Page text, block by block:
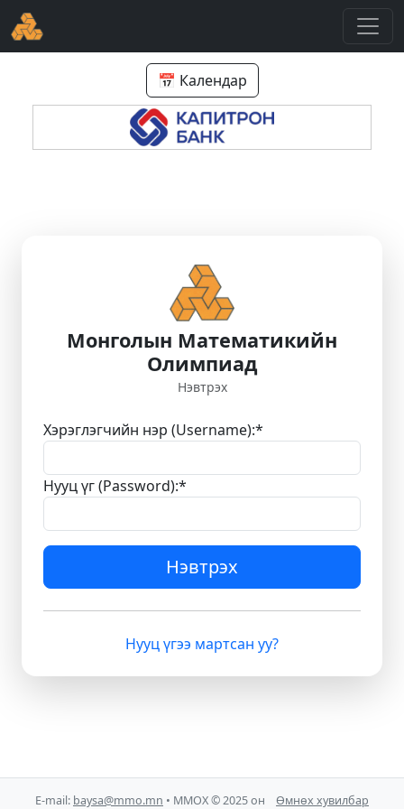
📅 Календар
Монголын Математикийн
Олимпиад
Нэвтрэх
Хэрэглэгчийн нэр (Username):*
Нууц үг (Password):*
Нэвтрэх
Нууц үгээ мартсан уу?
E-mail: baysa@mmo.mn • ММОХ © 2025 он Өмнөх хувилбар